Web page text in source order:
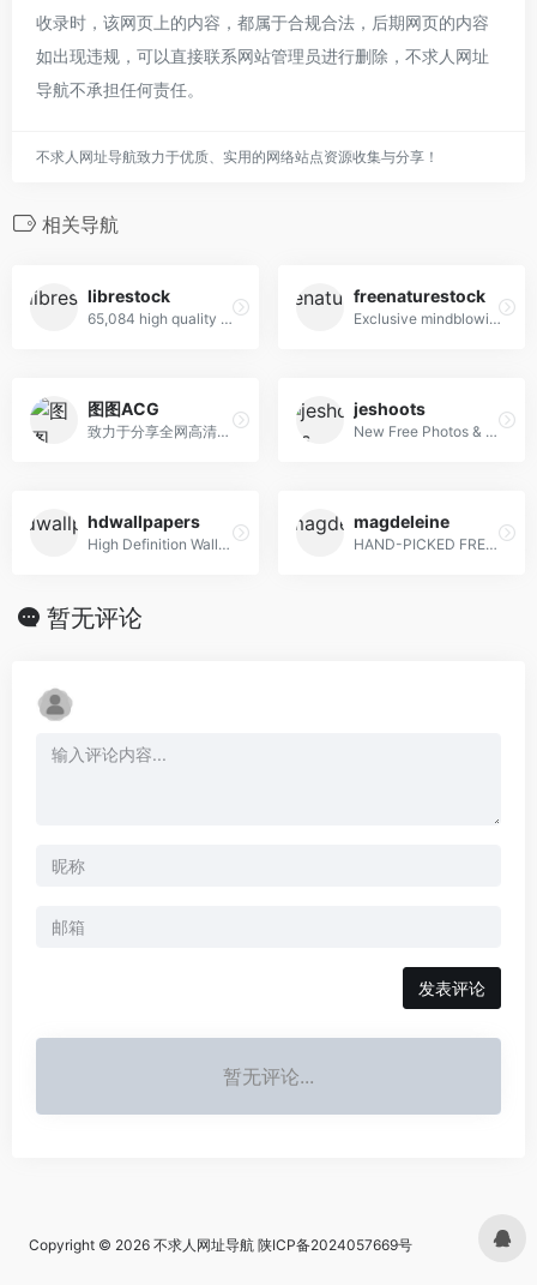
收录时，该网页上的内容，都属于合规合法，后期网页的内容
如出现违规，可以直接联系网站管理员进行删除，不求人网址
导航不承担任何责任。
不求人网址导航致力于优质、实用的网络站点资源收集与分享！
相关导航
librestock
65,084 high quality do-what-ever-you-want stock photos
freenaturestock
Exclusive mindblowing freebies for designers and developers
图图ACG
致力于分享全网高清好看的图片
jeshoots
New Free Photos & Mockups in to your Inbox!
hdwallpapers
High Definition Wallpapers & Desktop Backgrounds
magdeleine
HAND-PICKED FREE PHOTOS FOR YOUR INSPIRATION
暂无评论
发表评论
暂无评论...
Copyright © 2026 不求人网址导航 陕ICP备2024057669号